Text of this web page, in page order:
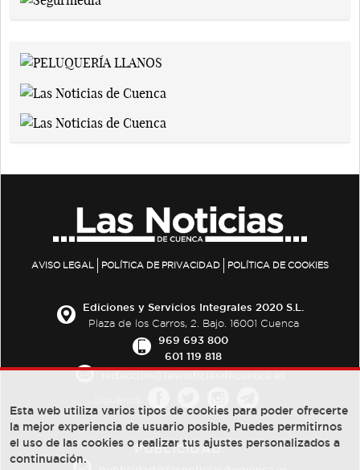
AVISO LEGAL POLÍTICA DE PRIVACIDAD POLÍTICA DE COOKIES
Ediciones y Servicios Integrales 2020 S.L.
Plaza de los Carros, 2. Bajo. 16001 Cuenca
969 693 800
601 119 818
PUBLICIDAD:
Esta web utiliza varios tipos de cookies para poder ofrecerte
la mejor experiencia de usuario posible, Puedes permitirnos
el uso de las cookies o realizar tus ajustes personalizados a
continuación.